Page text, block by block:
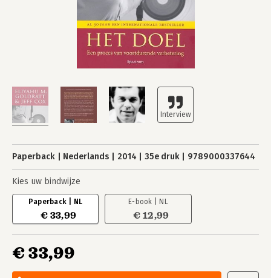
Paperback Nederlands 2014 35e druk 9789000337644
Kies uw bindwijze
Paperback | NL
€ 33,99
E-book | NL
€ 12,99
€ 33,99